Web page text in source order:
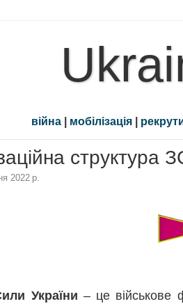
війна | мобілізація |
структура
2022 р.
України – це військове